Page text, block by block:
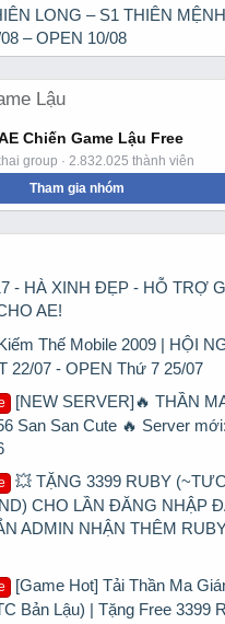
LONG – S1 THIÊN
– OPEN 10/08
Lậu
Chiến Game Lậu Free
group · 2.832.025 thành viên
Tham gia nhóm
- HÀ XINH ĐẸP - HỖ TRỢ
AE!
Thế Mobile 2009 | HỘI
22/07 - OPEN Thứ 7 25/07
[NEW SERVER]🔥 THẦN
San San Cute 🔥 Server
💥 TẶNG 3399 RUBY
CHO LẦN ĐĂNG NHẬP
ADMIN NHẬN THÊM
[Game Hot] Tải Thần Ma
Bản Lậu) | Tặng Free 3399